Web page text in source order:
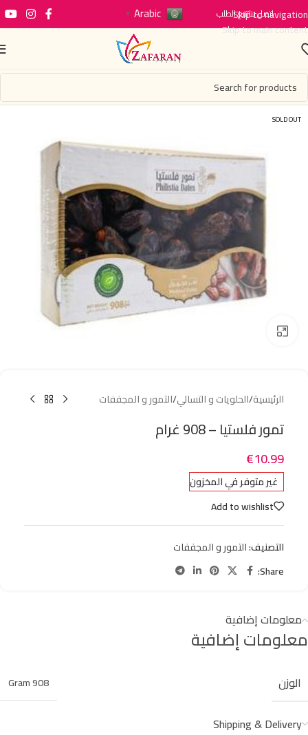
Skip to navigation
Skip to main content
اتصل بناتتبع الطلب Arabic
▼
SOLD OUT
الرئيسية/الحلويات و التسالي/التمور و المجففات
تمور فلستيا – 908 غرام
€10.99
غير متوفر في المخزون
Add to wishlist
التصنيف:التمور و المجففات
Share:
معلومات إضافية
معلومات إضافية
الوزن 908 Gram
Shipping & Delivery